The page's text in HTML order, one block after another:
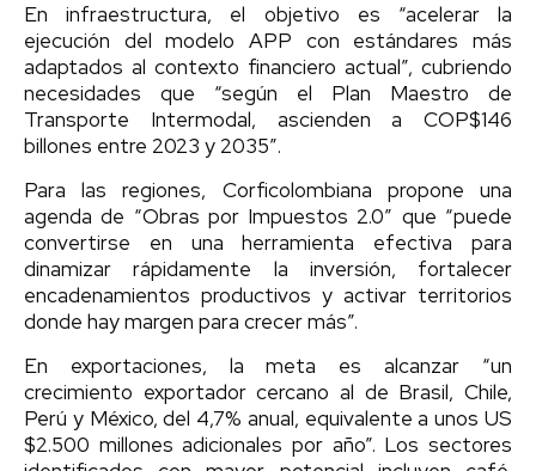
En infraestructura, el objetivo es “acelerar la
ejecución del modelo APP con estándares más
adaptados al contexto financiero actual”, cubriendo
necesidades que “según el Plan Maestro de
Transporte Intermodal, ascienden a COP$146
billones entre 2023 y 2035″.
Para las regiones, Corficolombiana propone una
agenda de “Obras por Impuestos 2.0” que “puede
convertirse en una herramienta efectiva para
dinamizar rápidamente la inversión, fortalecer
encadenamientos productivos y activar territorios
donde hay margen para crecer más”.
En exportaciones, la meta es alcanzar “un
crecimiento exportador cercano al de Brasil, Chile,
Perú y México, del 4,7% anual, equivalente a unos US
$2.500 millones adicionales por año”. Los sectores